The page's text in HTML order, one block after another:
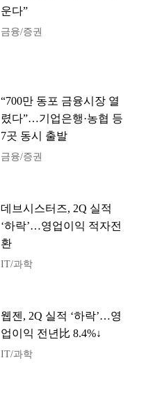
운다”
금융/증권
“700만 동포 금융시장 열
렸다”…기업은행·농협 등
7곳 동시 출발
금융/증권
데브시스터즈, 2Q 실적
‘하락’…영업이익 적자전
환
IT/과학
웹젠, 2Q 실적 ‘하락’…영
업이익 전년比 8.4%↓
IT/과학